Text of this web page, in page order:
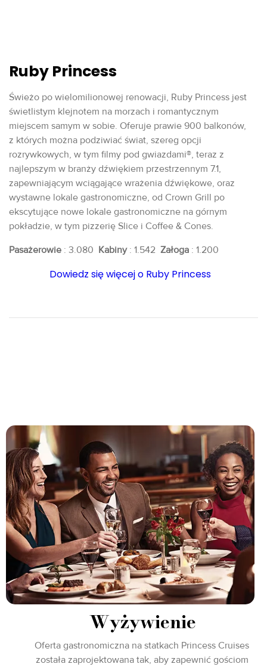
Ruby Princess
Świeżo po wielomilionowej renowacji, Ruby Princess jest
świetlistym klejnotem na morzach i romantycznym
miejscem samym w sobie. Oferuje prawie 900 balkonów,
z których można podziwiać świat, szereg opcji
rozrywkowych, w tym filmy pod gwiazdami®, teraz z
najlepszym w branży dźwiękiem przestrzennym 7.1,
zapewniającym wciągające wrażenia dźwiękowe, oraz
wystawne lokale gastronomiczne, od Crown Grill po
ekscytujące nowe lokale gastronomiczne na górnym
pokładzie, w tym pizzerię Slice i Coffee & Cones.
Pasażerowie : 3.080 Kabiny: 1.542 Załoga : 1.200
Dowiedz się więcej o Ruby Princess
Wyżywienie
Oferta gastronomiczna na statkach Princess Cruises
została zaprojektowana tak, aby zapewnić gościom